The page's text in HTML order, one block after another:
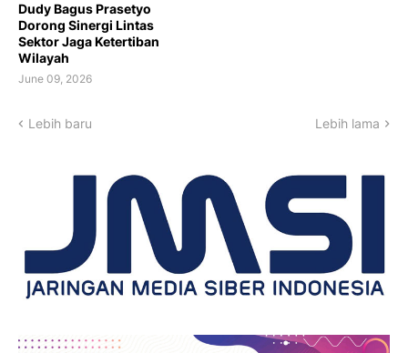
Dudy Bagus Prasetyo
Dorong Sinergi Lintas
Sektor Jaga Ketertiban
Wilayah
June 09, 2026
Lebih baru Lebih lama